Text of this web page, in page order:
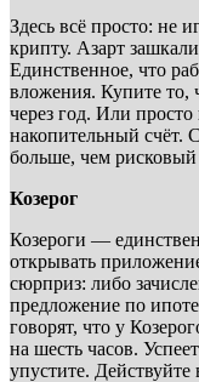
Здесь всё просто: не
крипту. Азарт
Единственное, что
вложения. Купите то,
через год. Или
накопительный счёт.
больше, чем
Козерог
Козероги —
открывать
сюрприз: либо
предложение по
говорят, что у
на шесть часов.
упустите.